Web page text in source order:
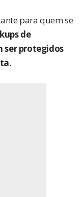
para quem se
de
ser protegidos
.